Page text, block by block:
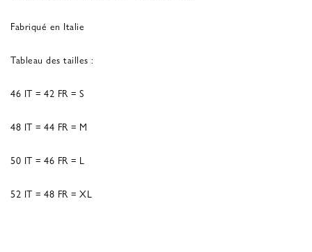
Fabriqué en Italie
Tableau des tailles :
46 IT = 42 FR = S
48 IT = 44 FR = M
50 IT = 46 FR = L
52 IT = 48 FR = XL